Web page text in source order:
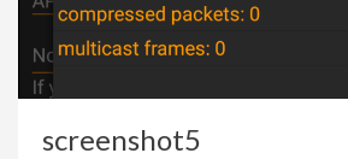
screenshot5